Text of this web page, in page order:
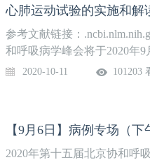
心肺运动试验的实施和解
参考文献链接：
和呼吸病学峰会将于2020年
病学峰会由中国医师协会举
进行专题报告。同时，集中
重症、感染、睡眠呼吸疾病
2020-10-11 101203
【9月6日】病例专场（下
2020年第十五届北京协和呼